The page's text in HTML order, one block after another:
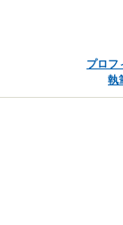
プロフ
執